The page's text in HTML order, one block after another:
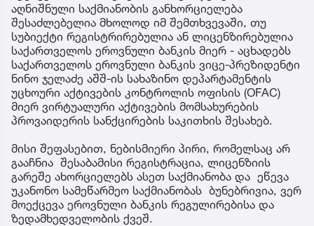
აღნიშნული საქმიანობის განხორციელება
შესაძლებელია მხოლოდ იმ შემთხვევაში, თუ
სუბიექტი რეგისტრირებულია ან ლიცენზირებულია
საქართველოს ეროვნული ბანკის მიერ - აცხადებს
საქართველოს ეროვნული ბანკის ვიცე-პრეზიდენტი
ნინო ჯელაძე აშშ-ის სახაზინო დეპარტამენტის
უცხოური აქტივების კონტროლის ოფისის (OFAC)
მიერ ვირტუალური აქტივების მომსახურების
პროვაიდერის სანქცირების საკითხის შესახებ.
მისი შეფასებით, ნებისმიერი პირი, რომელსაც არ
გააჩნია შესაბამისი რეგისტრაცია, ლიცენზიის
გარეშე ახორციელებს ასეთ საქმიანობა და ეწევა
უკანონო სამეწარმეო საქმიანობას ბუნებრივია, ვერ
მოექცევა ეროვნული ბანკის რეგულირებისა და
ზედამხედველობის ქვეშ.